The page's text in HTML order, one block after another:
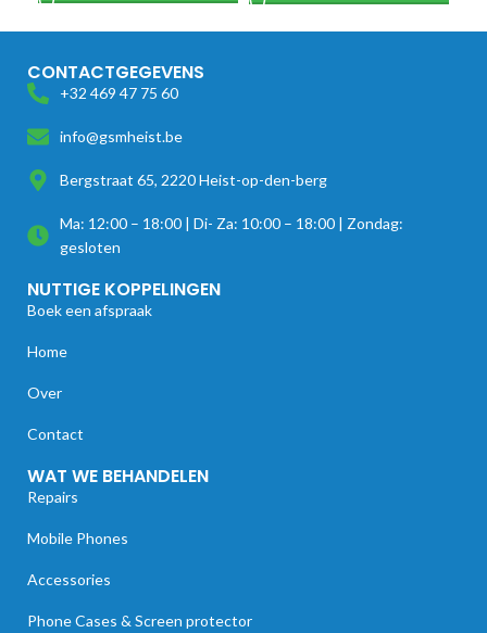
CONTACTGEGEVENS
+32 469 47 75 60
info@gsmheist.be
Bergstraat 65, 2220 Heist-op-den-berg
Ma: 12:00 – 18:00 | Di- Za: 10:00 – 18:00 | Zondag:
gesloten
NUTTIGE KOPPELINGEN
Boek een afspraak
Home
Over
Contact
WAT WE BEHANDELEN
Repairs
Mobile Phones
Accessories
Phone Cases & Screen protector